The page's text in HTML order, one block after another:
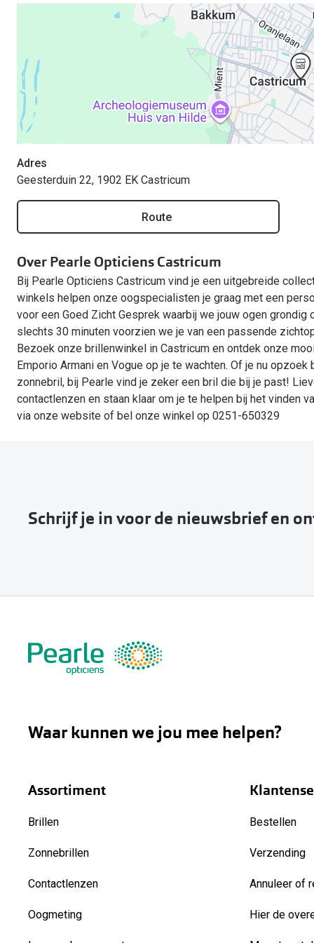
Adres
Geesterduin 22, 1902 EK Castricum
Route
Over Pearle Opticiens Castricum
Bij Pearle Opticiens Castricum vind je een uitgebreide
winkels helpen onze oogspecialisten je graag met een
voor een Goed Zicht Gesprek waarbij we jouw ogen
slechts 30 minuten voorzien we je van een passende
Bezoek onze brillenwinkel in Castricum en ontdek onze
Emporio Armani en Vogue op je te wachten. Of je nu
zonnebril, bij Pearle vind je zeker een bril die bij je past!
contactlenzen en staan klaar om je te helpen bij het vinden
via onze website of bel onze winkel op 0251-650329
Schrijf je in voor de nieuwsbrief en
Waar kunnen we jou mee helpen?
Assortiment
Brillen
Zonnebrillen
Contactlenzen
Oogmeting
Bestellen
Verzending
Annuleer of
Hier de